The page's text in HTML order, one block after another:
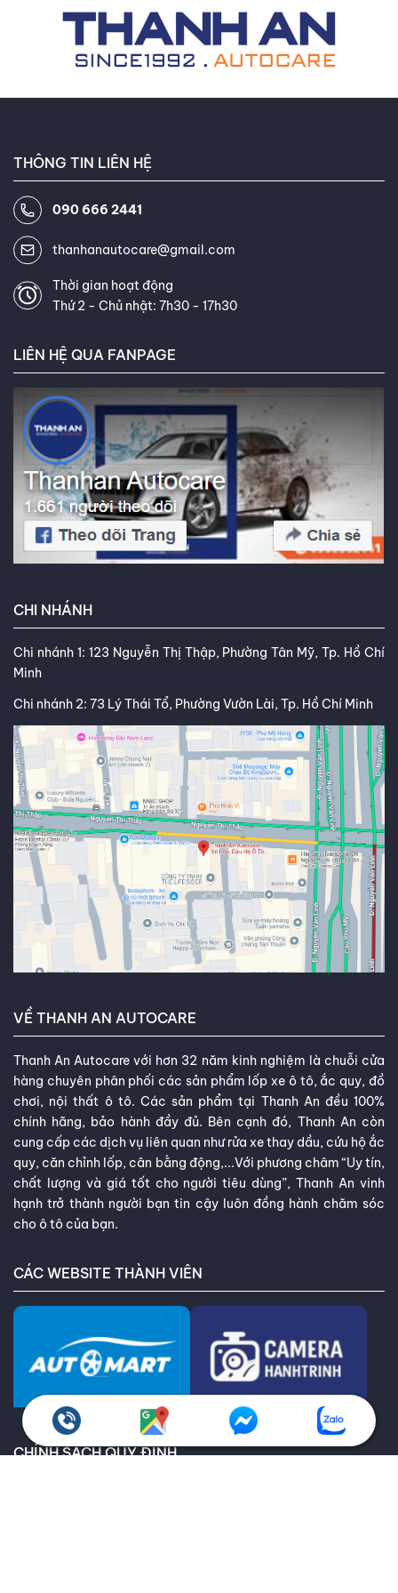
và áp suất lốp, để đảm bảo hiệu
suất tối ưu cho từng điều kiện lái
xe và loại xe cụ thể. Tôi là một
những kiến thức và công nghệ
hàng thường xuyên khen ngợi khả
tạp về lốp xe một cách dễ hiểu
và khả năng tư vấn tận tâm của
tôi. Mục tiêu của tôi là giúp bạn
ứng chính xác nhu cầu và ngân
Facebook,TikTok Youtube
tích chi tiết các yếu tố kỹ thuật giúp quý khách tối ưu hóa
thời gian sử dụng thiết bị này.
THÔNG TIN LIÊN HỆ
090 666 2441
thanhanautocare@gmail.com
Thời gian hoạt động
Thứ 2 - Chủ nhật: 7h30 - 17h30
LIÊN HỆ QUA FANPAGE
CHI NHÁNH
Chi nhánh 1: 123 Nguyễn Thị Thập, Phường Tân Mỹ, Tp. Hồ Chí
Minh
Chi nhánh 2: 73 Lý Thái Tổ, Phường Vườn Lài, Tp. Hồ Chí Minh
VỀ THANH AN AUTOCARE
Thanh An Autocare với hơn 32 năm kinh nghiệm là chuỗi cửa
hàng chuyên phân phối các sản phẩm lốp xe ô tô, ắc quy, đồ
chơi, nội thất ô tô. Các sản phẩm tại Thanh An đều 100%
chính hãng, bảo hành đầy đủ. Bên cạnh đó, Thanh An còn
cung cấp các dịch vụ liên quan như rửa xe thay dầu, cứu hộ ắc
quy, căn chỉnh lốp, cân bằng động,...Với phương châm “Uy tín,
chất lượng và giá tốt cho người tiêu dùng”, Thanh An vinh
hạnh trở thành người bạn tin cậy luôn đồng hành chăm sóc
cho ô tô của bạn.
CÁC WEBSITE THÀNH VIÊN
CHÍNH SÁCH QUY ĐỊNH